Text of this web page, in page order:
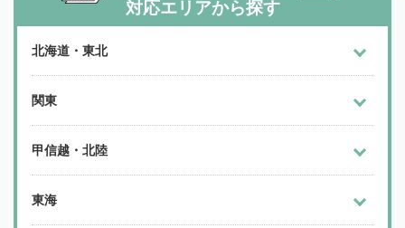
対応エリアから探す
北海道・東北
関東
甲信越・北陸
東海